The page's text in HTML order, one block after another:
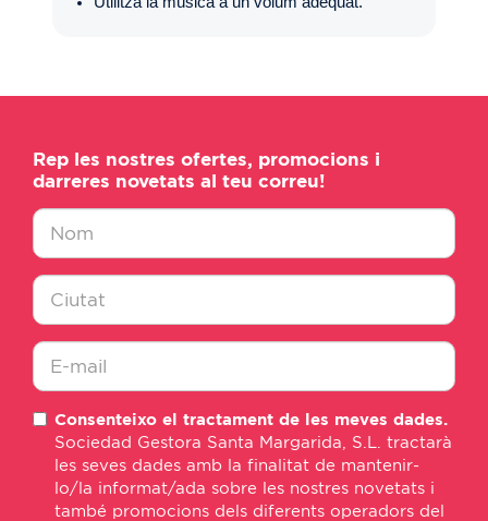
Rep les nostres ofertes, promocions i
darreres novetats al teu correu!
Nombre
Ciudad
mail
Consenteixo el tractament de les meves dades.
Sociedad Gestora Santa Margarida, S.L. tractarà
les seves dades amb la finalitat de mantenir-
lo/la informat/ada sobre les nostres novetats i
també promocions dels diferents operadors del